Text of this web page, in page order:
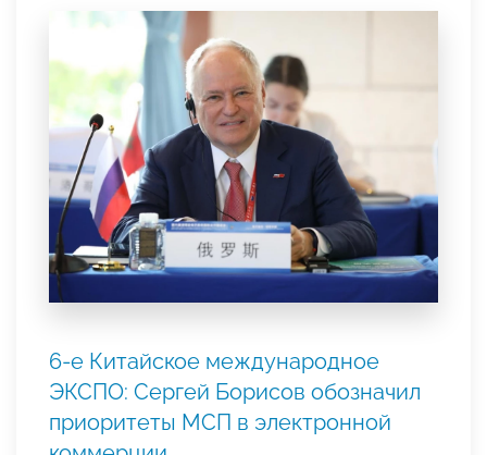
6-е Китайское международное
ЭКСПО: Сергей Борисов обозначил
приоритеты МСП в электронной